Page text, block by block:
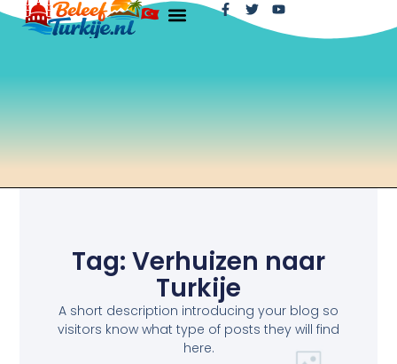
Tag: Verhuizen naar
Turkije
A short description introducing your blog so
visitors know what type of posts they will find
here.